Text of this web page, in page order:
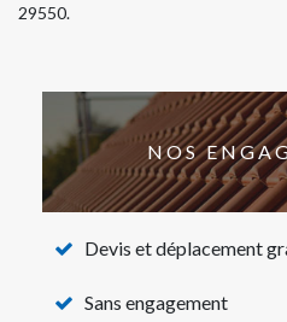
29550.
NOS
Devis et déplacement
Sans engagement